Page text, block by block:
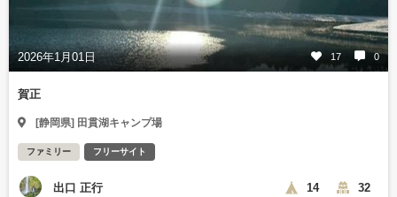
2026年1月01日 17 0
賀正
[静岡県] 田貫湖キャンプ場
ファミリー フリーサイト
出口 正行 14 32